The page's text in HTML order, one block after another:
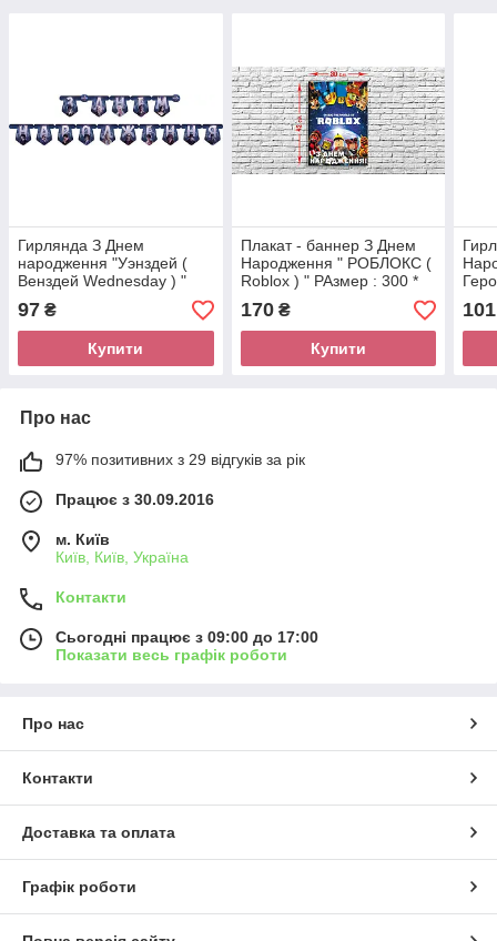
Гирлянда З Днем
народження "Уэнздей (
Венздей Wednesday ) "
97 ₴
Купити
Плакат - баннер З Днем
Народження " РОБЛОКС (
Roblox ) " РАзмер : 300 *
420 мм
170₴
Купити
м.
101
Про нас
97% позитивних з 29 відгуків за рік
Працює з 30.09.2016
м. Київ
Київ, Київ, Україна
Контакти
Сьогодні працює з 09:00 до 17:00
Показати весь графік роботи
Про нас
Контакти
Доставка та оплата
Графік роботи